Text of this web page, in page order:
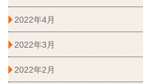
2022年4月
2022年3月
2022年2月